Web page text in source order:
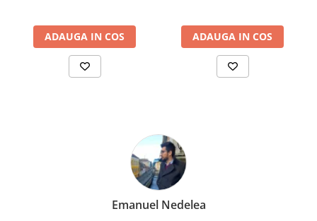
ADAUGA IN COS ADAUGA IN COS
Emanuel Nedelea